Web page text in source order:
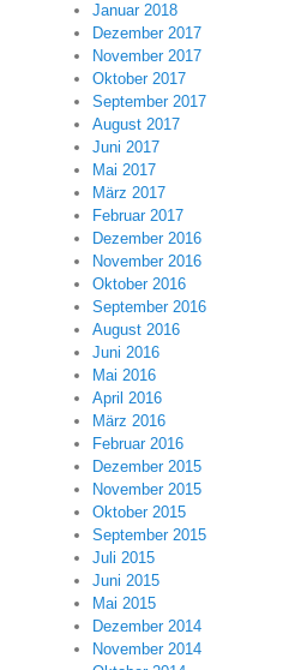
Januar 2018
Dezember 2017
November 2017
Oktober 2017
September 2017
August 2017
Juni 2017
Mai 2017
März 2017
Februar 2017
Dezember 2016
November 2016
Oktober 2016
September 2016
August 2016
Juni 2016
Mai 2016
April 2016
März 2016
Februar 2016
Dezember 2015
November 2015
Oktober 2015
September 2015
Juli 2015
Juni 2015
Mai 2015
Dezember 2014
November 2014